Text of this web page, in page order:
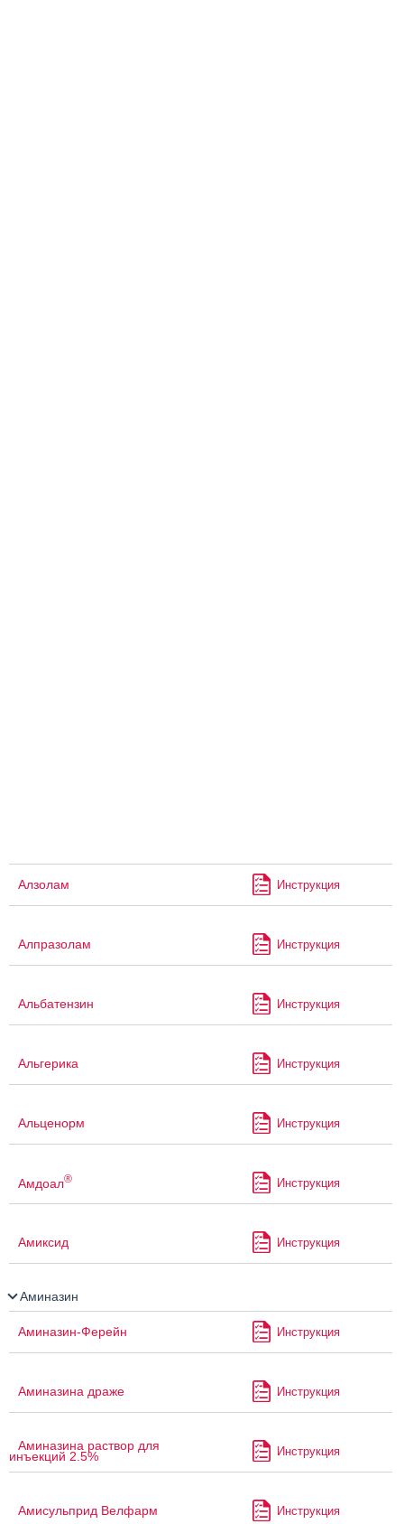
Алзолам Инструкция
Алпразолам Инструкция
Альбатензин Инструкция
Альгерика Инструкция
Альценорм Инструкция
Амдоал® Инструкция
Амиксид Инструкция
Аминазин
Аминазин-Ферейн Инструкция
Аминазина драже Инструкция
Аминазина раствор для
инъекций 2.5% Инструкция
Амисульприд Велфарм Инструкция